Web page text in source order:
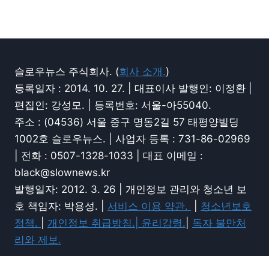
슬로우뉴스 주식회사. (회사 소개.)
등록일자 : 2014. 10. 27. | 대표이사 발행인: 이정환 |
편집인: 강성모. | 등록번호: 서울-아55040.
주소 : (04536) 서울 중구 명동2길 57 태평양빌딩
1002호 슬로우뉴스. | 사업자 등록 : 731-86-02969
| 전화 : 0507-1328-1033 | 대표 이메일 :
black@slownews.kr
발행일자: 2012. 3. 26 | 개인정보 관리와 청소년 보
호 책임자: 박용성. | 서비스 이용 약관.
청소년보호
정책.
개인정보 취급방침.| 윤리강령.
독자 불만처
리와 제보.